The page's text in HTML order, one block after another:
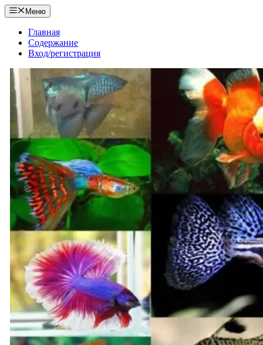
Перейти
к
содержимому
Меню
Главная
Содержание
Вход/регистрация